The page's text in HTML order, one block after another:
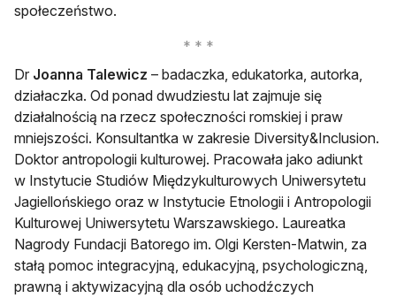
społeczeństwo.
Dr Joanna Talewicz – badaczka, edukatorka, autorka,
działaczka. Od ponad dwudziestu lat zajmuje się
działalnością na rzecz społeczności romskiej i praw
mniejszości. Konsultantka w zakresie Diversity&Inclusion.
Doktor antropologii kulturowej. Pracowała jako adiunkt
w Instytucie Studiów Międzykulturowych Uniwersytetu
Jagiellońskiego oraz w Instytucie Etnologii i Antropologii
Kulturowej Uniwersytetu Warszawskiego. Laureatka
Nagrody Fundacji Batorego im. Olgi Kersten-Matwin, za
stałą pomoc integracyjną, edukacyjną, psychologiczną,
prawną i aktywizacyjną dla osób uchodźczych